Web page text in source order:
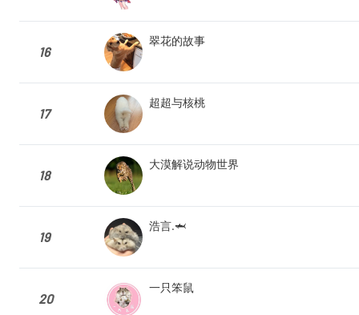
16
翠花的故事
17
超超与核桃
18
大漠解说动物世界
19
浩言.🦈
20
一只笨鼠